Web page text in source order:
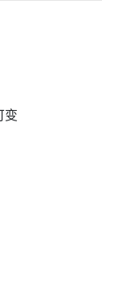
变